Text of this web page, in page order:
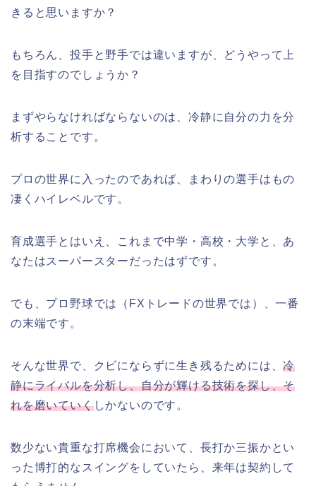
きると思いますか？
もちろん、投手と野手では違いますが、どうやって上
を目指すのでしょうか？
まずやらなければならないのは、冷静に自分の力を分
析することです。
プロの世界に入ったのであれば、まわりの選手はもの
凄くハイレベルです。
育成選手とはいえ、これまで中学・高校・大学と、あ
なたはスーパースターだったはずです。
でも、プロ野球では（FXトレードの世界では）、一番
の末端です。
そんな世界で、クビにならずに生き残るためには、冷
静にライバルを分析し、自分が輝ける技術を探し、そ
れを磨いていくしかないのです。
数少ない貴重な打席機会において、長打か三振かとい
った博打的なスイングをしていたら、来年は契約して